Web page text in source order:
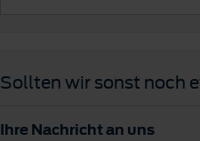
Sollten wir sonst noch
Ihre Nachricht an uns